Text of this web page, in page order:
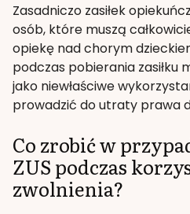
Zasadniczo zasiłek
osób, które muszą
opiekę nad chorym
podczas pobierania zasiłku
jako niewłaściwe
prowadzić do utraty prawa
Co zrobić w
ZUS podczas
zwolnienia?